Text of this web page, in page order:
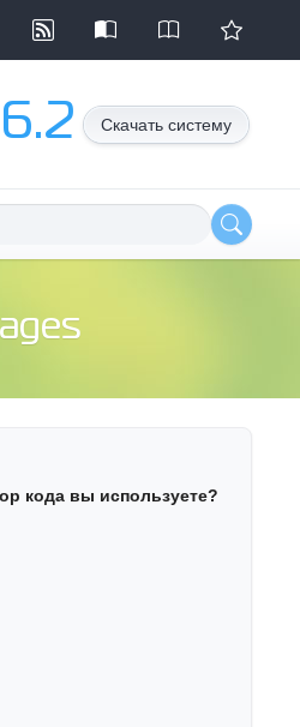
6.2 Скачать систему
кода вы используете?